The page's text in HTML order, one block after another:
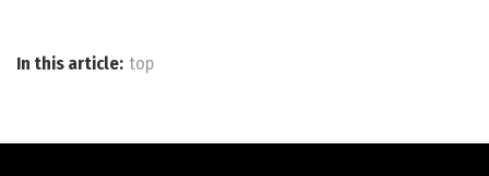
In this article: top